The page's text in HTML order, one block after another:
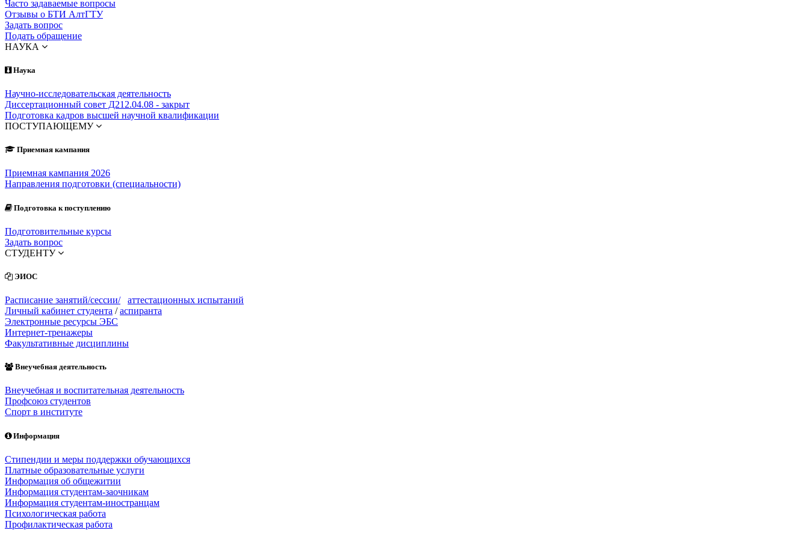
Часто задаваемые вопросы
Отзывы о БТИ АлтГТУ
Задать вопрос
Подать обращение
НАУКА
Наука
Научно-исследовательская деятельность
Диссертационный совет Д212.04.08 - закрыт
Подготовка кадров высшей научной квалификации
ПОСТУПАЮЩЕМУ
Приемная кампания
Приемная кампания 2026
Направления подготовки (специальности)
Подготовка к поступлению
Подготовительные курсы
Задать вопрос
СТУДЕНТУ
ЭИОС
Расписание занятий/сессии/
аттестационных испытаний
Личный кабинет студента /аспиранта
Электронные ресурсы ЭБС
Интернет-тренажеры
Факультативные дисциплины
Внеучебная деятельность
Внеучебная и воспитательная деятельность
Профсоюз студентов
Спорт в институте
Информация
Стипендии и меры поддержки обучающихся
Платные образовательные услуги
Информация об общежитии
Информация студентам-заочникам
Информация студентам-иностранцам
Психологическая работа
Профилактическая работа